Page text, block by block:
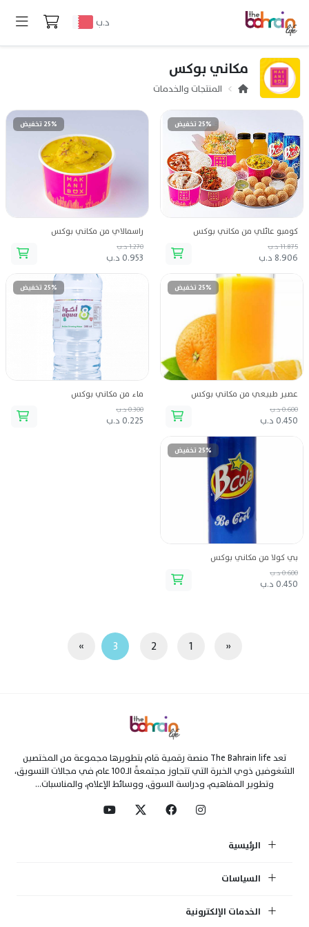
د.ب
مكاني بوكس
المنتجات والخدمات
25% تخفيض
كومبو عائلي من مكاني بوكس
11.875 د.ب
8.906 د.ب
25% تخفيض
راسمالاي من مكاني بوكس
1.270 د.ب
0.953 د.ب
25% تخفيض
عصير طبيعي من مكاني بوكس
0.600 د.ب
0.450 د.ب
25% تخفيض
ماء من مكاني بوكس
0.300 د.ب
0.225 د.ب
25% تخفيض
بي كولا من مكاني بوكس
0.600 د.ب
0.450 د.ب
«
1
2
3
»
تعد The Bahrain life منصة رقمية قام بتطويرها مجموعة من المختصين
الشغوفين ذوي الخبرة التي تتجاوز مجتمعةً الـ100 عام في مجالات التسويق،
وتطوير المفاهيم، ودراسة السوق، ووسائط الإعلام، والمناسبات...
الرئيسية
السياسات
الخدمات الإلكترونية